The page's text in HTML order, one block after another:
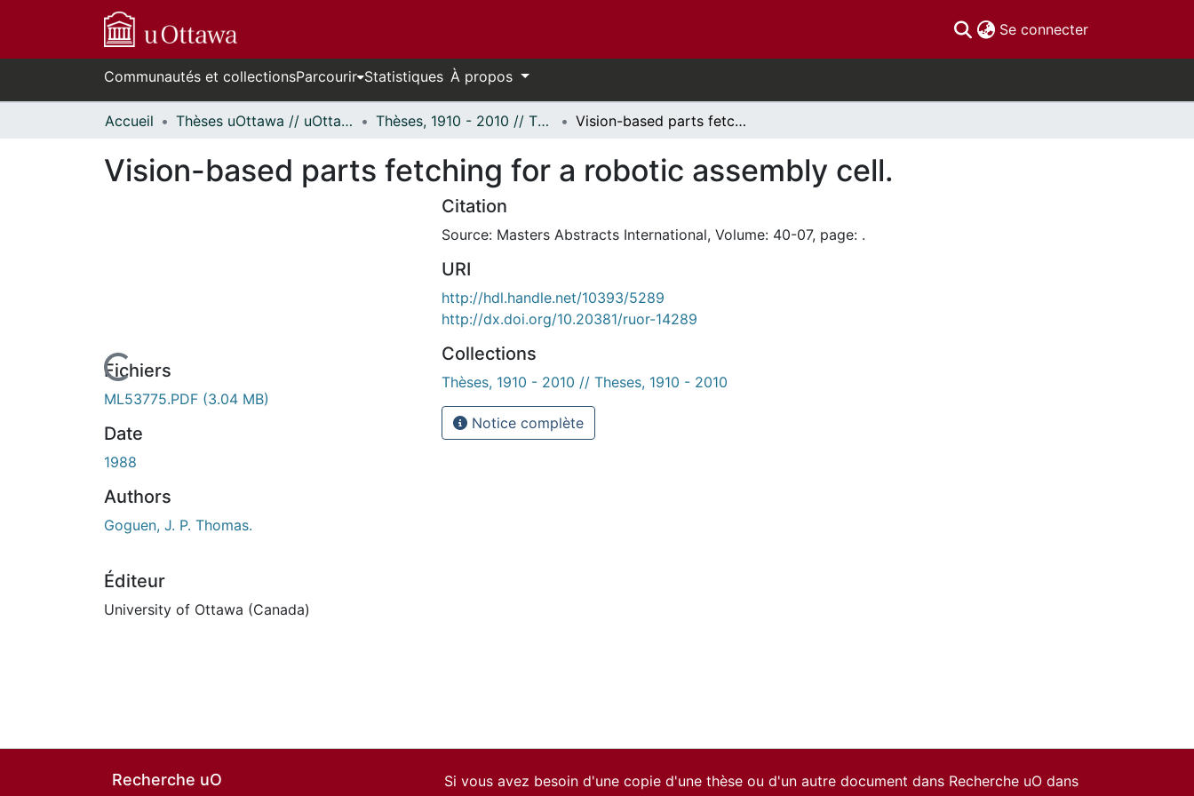
Se connecter(current)
Communautés et collectionsParcourir Statistiques À propos
Accueil Thèses uOttawa // uOttawa Theses Thèses, 1910 - 2010 // Theses, 1910 - 2010 Vision-based parts fetching for a robotic assembly cell.
Vision-based parts fetching for a robotic assembly cell.
En cours de chargement...
Fichiers
ML53775.PDF (3.04 MB)
Date
1988
Authors
Goguen, J. P. Thomas.
Éditeur
University of Ottawa (Canada)
Citation
Source: Masters Abstracts International, Volume: 40-07, page: .
URI
http://hdl.handle.net/10393/5289
http://dx.doi.org/10.20381/ruor-14289
Collections
Thèses, 1910 - 2010 // Theses, 1910 - 2010
Notice complète
Recherche uO
Si vous avez besoin d'une copie d'une thèse ou d'un autre document dans Recherche uO dans